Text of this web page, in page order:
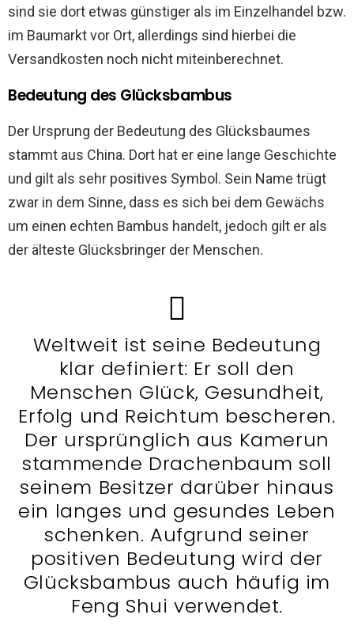
sind sie dort etwas günstiger als im Einzelhandel bzw.
im Baumarkt vor Ort, allerdings sind hierbei die
Versandkosten noch nicht miteinberechnet.
Bedeutung des Glücksbambus
Der Ursprung der Bedeutung des Glücksbaumes
stammt aus China. Dort hat er eine lange Geschichte
und gilt als sehr positives Symbol. Sein Name trügt
zwar in dem Sinne, dass es sich bei dem Gewächs
um einen echten Bambus handelt, jedoch gilt er als
der älteste Glücksbringer der Menschen.
Weltweit ist seine Bedeutung
klar definiert: Er soll den
Menschen Glück, Gesundheit,
Erfolg und Reichtum bescheren.
Der ursprünglich aus Kamerun
stammende Drachenbaum soll
seinem Besitzer darüber hinaus
ein langes und gesundes Leben
schenken. Aufgrund seiner
positiven Bedeutung wird der
Glücksbambus auch häufig im
Feng Shui verwendet.